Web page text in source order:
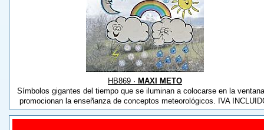
HB869 · MAXI METO
Símbolos gigantes del tiempo que se iluminan a colocarse en la
promocionan la enseñanza de conceptos meteorológicos. IVA